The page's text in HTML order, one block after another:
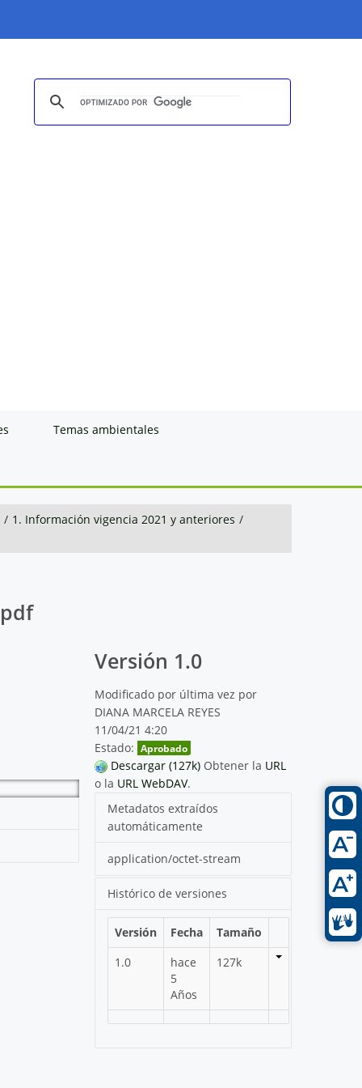
Temas ambientales
/ 1. Información vigencia 2021 y anteriores /
Versión 1.0
Modificado por última vez por
DIANA MARCELA REYES
11/04/21 4:20
Estado: Aprobado
Descargar (127k) Obtener la URL
o la URL WebDAV.
Metadatos extraídos
automáticamente
application/octet-stream
Histórico de versiones
Versión Fecha
Tamaño
1.0
hace
5
Años
127k